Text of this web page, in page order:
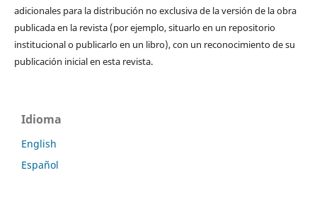
adicionales para la distribución no exclusiva de la versión de la obra
publicada en la revista (por ejemplo, situarlo en un repositorio
institucional o publicarlo en un libro), con un reconocimiento de su
publicación inicial en esta revista.
Idioma
English
Español